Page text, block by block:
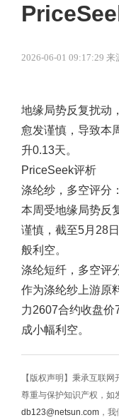
2026-06-01 09:17:29 来
地缘局势反复扰动
愈发谨慎，导致本
升0.13天。
PriceSeek评析
涤纶纱，多空评分
本周受地缘局势反
谨慎，截至5月28
般利空。
涤纶短纤，多空评
作为涤纶纱上游原
力2607合约收盘
成小幅利空。
【版权声明】秉承互联
尊重与保护知识产权，如
db123@netsun.com ，